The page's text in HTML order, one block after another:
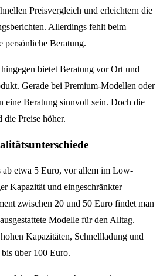
Preisvergleich und erleichtern die
Allerdings fehlt beim
persönliche Beratung.
bietet Beratung vor Ort und
Gerade bei Premium-Modellen oder
eine Beratung sinnvoll sein. Doch die
Preise höher.
ab etwa 5 Euro, vor allem im Low-
Kapazität und eingeschränkter
zwischen 20 und 50 Euro findet man
Modelle für den Alltag.
Kapazitäten, Schnellladung und
bis über 100 Euro.